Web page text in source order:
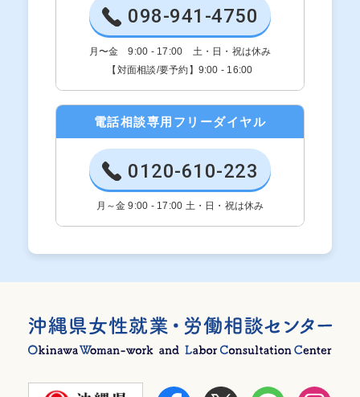
098-941-4750
月〜金 9:00 - 17:00 土・日・祝は休み
【対面相談/要予約】9:00 - 16:00
電話相談専用フリーダイヤル
0120-610-223
月～金 9:00 - 17:00 土・日・祝は休み